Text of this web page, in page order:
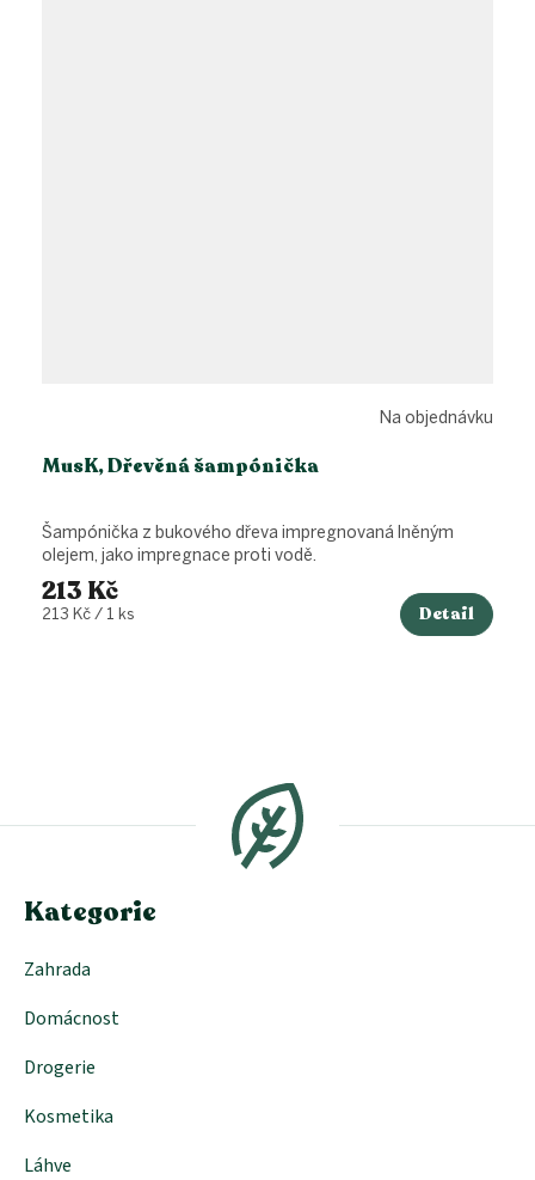
MusK, Dřevěná šampónička
Na objednávku
213 Kč
Měrná
213 Kč / 1 ks Detail
Šampónička z bukového dřeva impregnovaná lněným
olejem, jako impregnace proti vodě.
a
Kategorie
Zahrada
Domácnost
Drogerie
Kosmetika
Láhve